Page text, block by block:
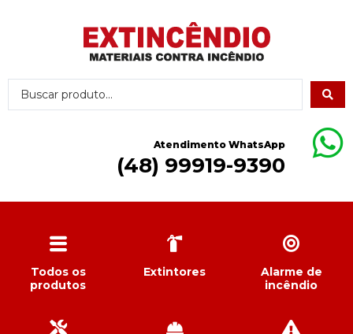
Atendimento WhatsApp
(48) 99919-9390
Todos os
produtos
Extintores
Alarme de
incêndio